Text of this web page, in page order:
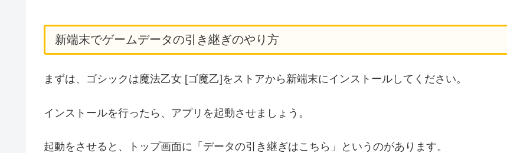
新端末でゲームデータの引き継ぎのやり方
まずは、ゴシックは魔法乙女 [ゴ魔乙]をストアから新端末にインストールしてください。
インストールを行ったら、アプリを起動させましょう。
起動をさせると、トップ画面に「データの引き継ぎはこちら」というのがあります。